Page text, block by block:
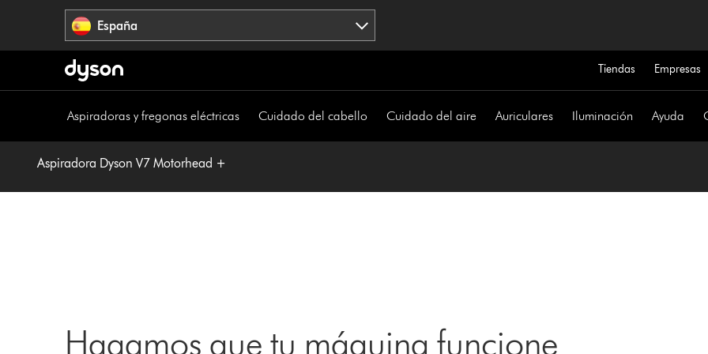
España
Tiendas Empresas
Aspiradoras y fregonas eléctricas Cuidado del cabello Cuidado del aire Auriculares Iluminación Ayuda
Aspiradora Dyson V7 Motorhead +
Hagamos que tu máquina funcione